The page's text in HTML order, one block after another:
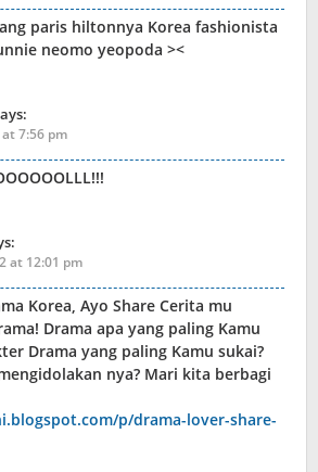
paris hiltonnya Korea fashionista
neomo yeopoda ><
7:56 pm
at 12:01 pm
Korea, Ayo Share Cerita mu
Drama apa yang paling Kamu
Drama yang paling Kamu sukai?
nya? Mari kita berbagi
p/drama-lover-share-